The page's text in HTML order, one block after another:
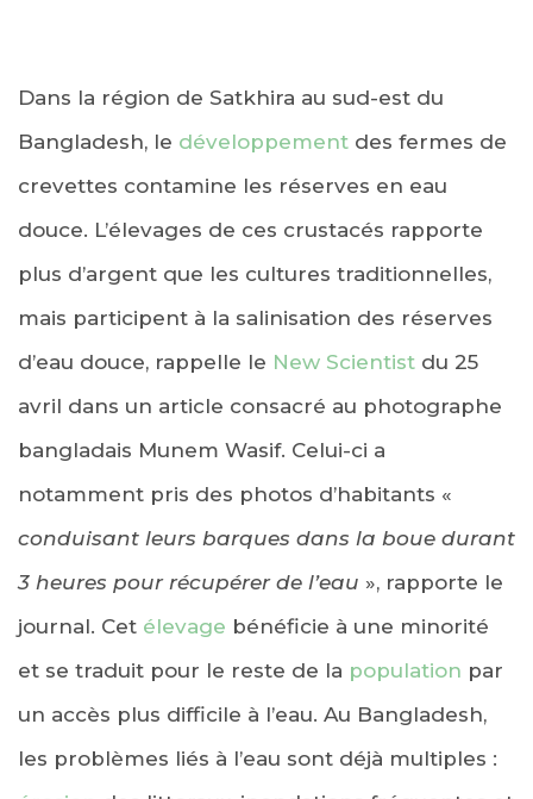
Dans la région de Satkhira au sud-est du
Bangladesh, le développement des fermes de
crevettes contamine les réserves en eau
douce. L’élevages de ces crustacés rapporte
plus d’argent que les cultures traditionnelles,
mais participent à la salinisation des réserves
d’eau douce, rappelle le New Scientist du 25
avril dans un article consacré au photographe
bangladais Munem Wasif. Celui-ci a
notamment pris des photos d’habitants «
conduisant leurs barques dans la boue durant
3 heures pour récupérer de l’eau », rapporte le
journal. Cet élevage bénéficie à une minorité
et se traduit pour le reste de la population par
un accès plus difficile à l’eau. Au Bangladesh,
les problèmes liés à l’eau sont déjà multiples :